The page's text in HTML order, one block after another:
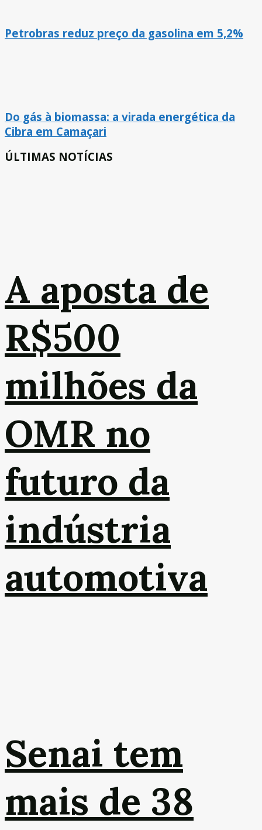
Petrobras reduz preço da gasolina em 5,2%
Do gás à biomassa: a virada energética da
Cibra em Camaçari
ÚLTIMAS NOTÍCIAS
A aposta de
R$500
milhões da
OMR no
futuro da
indústria
automotiva
Senai tem
mais de 38